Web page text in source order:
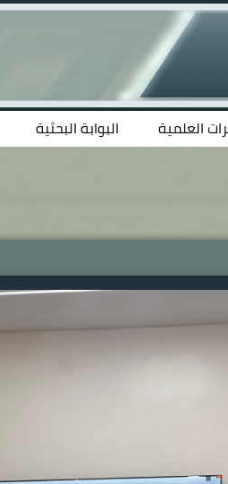
العلمية البوابة البحثية